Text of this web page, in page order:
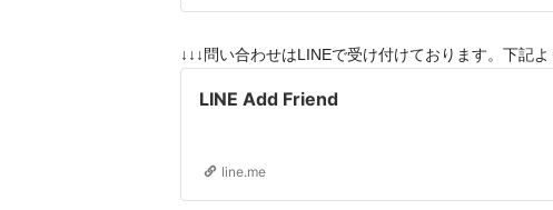
↓↓↓問い合わせはLINEで受け付けております。下記
LINE Add Friend
line.me